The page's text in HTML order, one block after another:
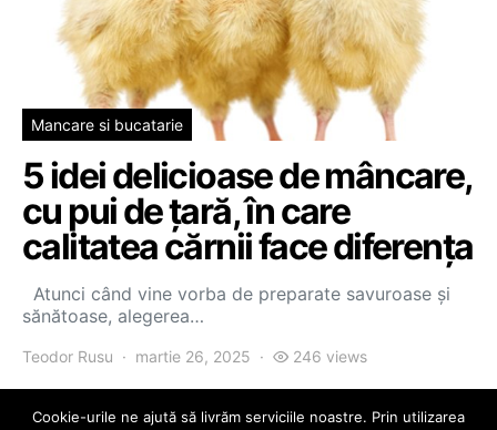
Mancare si bucatarie
5 idei delicioase de mâncare,
cu pui de țară, în care
calitatea cărnii face diferența
Atunci când vine vorba de preparate savuroase și
sănătoase, alegerea…
Teodor Rusu martie 26, 2025 246 views
Cookie-urile ne ajută să livrăm serviciile noastre. Prin utilizarea